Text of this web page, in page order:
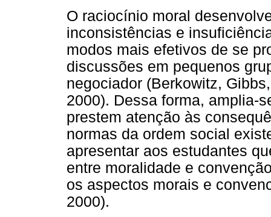
O raciocínio moral
inconsistências e
modos mais efetivos de se
discussões em pequenos
negociador (Berkowitz,
2000). Dessa forma, amplia-
prestem atenção às
normas da ordem social
apresentar aos estudantes
entre moralidade e
os aspectos morais e
2000).